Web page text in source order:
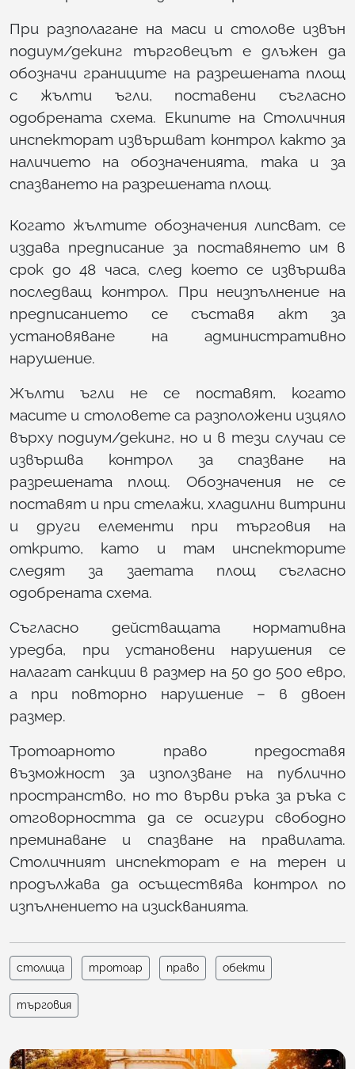
При разполагане на маси и столове извън
подиум/декинг търговецът е длъжен да
обозначи границите на разрешената площ
с жълти ъгли, поставени съгласно
одобрената схема. Екипите на Столичния
инспекторат извършват контрол както за
наличието на обозначенията, така и за
спазването на разрешената площ.
Когато жълтите обозначения липсват, се
издава предписание за поставянето им в
срок до 48 часа, след което се извършва
последващ контрол. При неизпълнение на
предписанието се съставя акт за
установяване на административно
нарушение.
Жълти ъгли не се поставят, когато
масите и столовете са разположени изцяло
върху подиум/декинг, но и в тези случаи се
извършва контрол за спазване на
разрешената площ. Обозначения не се
поставят и при стелажи, хладилни витрини
и други елементи при търговия на
открито, като и там инспекторите
следят за заетата площ съгласно
одобрената схема.
Съгласно действащата нормативна
уредба, при установени нарушения се
налагат санкции в размер на 50 до 500 евро,
а при повторно нарушение – в двоен
размер.
Тротоарното право предоставя
възможност за използване на публично
пространство, но то върви ръка за ръка с
отговорността да се осигури свободно
преминаване и спазване на правилата.
Столичният инспекторат е на терен и
продължава да осъществява контрол по
изпълнението на изискванията.
столица тротоар право обекти
търговия